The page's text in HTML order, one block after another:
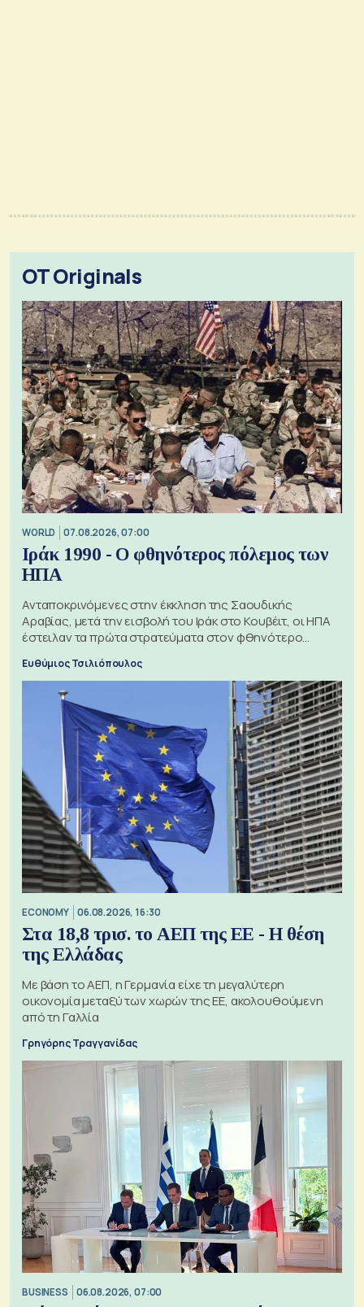
OT Originals
WORLD 07.08.2026, 07:00
Ιράκ 1990 - Ο φθηνότερος πόλεμος των
ΗΠΑ
Ανταποκρινόμενες στην έκκληση της Σαουδικής
Αραβίας, μετά την εισβολή του Ιράκ στο Κουβέιτ, οι ΗΠΑ
έστειλαν τα πρώτα στρατεύματα στον φθηνότερο
Ευθύμιος Τσιλιόπουλος
ECONOMY 06.08.2026, 16:30
Στα 18,8 τρισ. το ΑΕΠ της ΕΕ - Η θέση
της Ελλάδας
Με βάση το ΑΕΠ, η Γερμανία είχε τη μεγαλύτερη
οικονομία μεταξύ των χωρών της ΕΕ, ακολουθούμενη
από τη Γαλλία
Γρηγόρης Τραγγανίδας
BUSINESS 06.08.2026, 07:00